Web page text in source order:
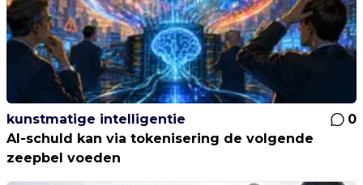
kunstmatige intelligentie
0
AI-schuld kan via tokenisering de volgende
zeepbel voeden